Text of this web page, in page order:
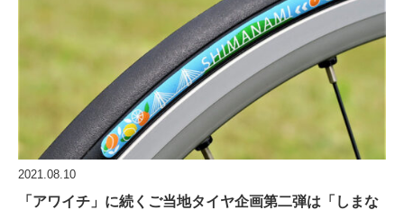
2021.08.10
「アワイチ」に続くご当地タイヤ企画第二弾は「しまな